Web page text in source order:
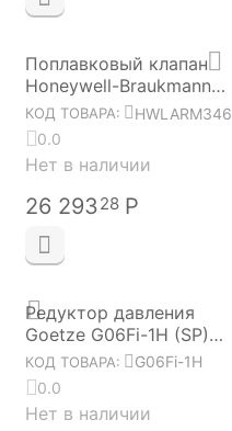
Поплавковый клапан
Honeywell-Braukmann
VR170-2"A HWLARM346
КОД ТОВАРА:
HWLARM346
0.0
Нет в наличии
26 29328 Р
Редуктор давления
Goetze G06Fi-1H (SP)
(для горячей воды,
нерж., 1")
КОД ТОВАРА:
G06Fi-1H
0.0
Нет в наличии